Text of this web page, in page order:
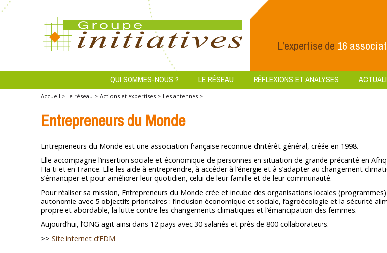
L’expertise de 16
QUI SOMMES-NOUS ? LE RÉSEAU RÉFLEXIONS ET ANALYSES
Accueil > Le réseau > Actions et expertises > Les antennes >
Entrepreneurs du Monde
Entrepreneurs du Monde est une association française reconnue d’intérêt général, créée en 1998.
Elle accompagne l’insertion sociale et économique de personnes en situation de grande précarité en
Haïti et en France. Elle les aide à entreprendre, à accéder à l’énergie et à s’adapter au changement
s’émanciper et pour améliorer leur quotidien, celui de leur famille et de leur communauté.
Pour réaliser sa mission, Entrepreneurs du Monde crée et incube des organisations locales (programmes)
autonomie avec 5 objectifs prioritaires : l’inclusion économique et sociale, l’agroécologie et la sécurité
propre et abordable, la lutte contre les changements climatiques et l’émancipation des femmes.
Aujourd’hui, l’ONG agit ainsi dans 12 pays avec 30 salariés et près de 800 collaborateurs.
>> Site internet d’EDM